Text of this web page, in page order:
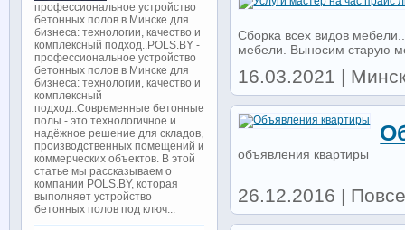
Сборка всех видов
мебели. Выносим старую
16.03.2021 |
объявления квартиры
26.12.2016 |
профессиональное устройство
бетонных полов в Минске для
бизнеса: технологии, качество и
комплексный подход..POLS.BY -
профессиональное устройство
бетонных полов в Минске для
бизнеса: технологии, качество и
комплексный
подход..Современные бетонные
полы - это технологичное и
надёжное решение для складов,
производственных помещений и
коммерческих объектов. В этой
статье мы рассказываем о
компании POLS.BY, которая
выполняет устройство
бетонных полов под ключ...